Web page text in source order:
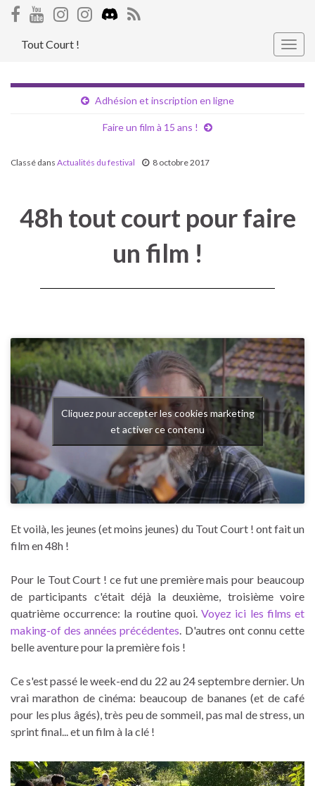
Tout Court !
Adhésion et inscription en ligne
Faire un film à 15 ans !
Classé dans Actualités du festival 8 octobre 2017
48h tout court pour faire
un film !
Cliquez pour accepter les cookies marketing
et activer ce contenu
Et voilà, les jeunes (et moins jeunes) du Tout Court ! ont fait un
film en 48h !
Pour le Tout Court ! ce fut une première mais pour beaucoup
de participants c'était déjà la deuxième, troisième voire
quatrième occurrence: la routine quoi.Voyez ici les films et
making-of des années précédentes. D'autres ont connu cette
belle aventure pour la première fois !
Ce s'est passé le week-end du 22 au 24 septembre dernier. Un
vrai marathon de cinéma: beaucoup de bananes (et de café
pour les plus âgés), très peu de sommeil, pas mal de stress, un
sprint final... et un film à la clé !